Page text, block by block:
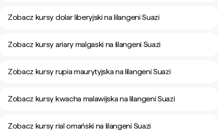
Zobacz kursy dolar liberyjski na lilangeni Suazi
Zobacz kursy ariary malgaski na lilangeni Suazi
Zobacz kursy rupia maurytyjska na lilangeni Suazi
Zobacz kursy kwacha malawijska na lilangeni Suazi
Zobacz kursy rial omański na lilangeni Suazi